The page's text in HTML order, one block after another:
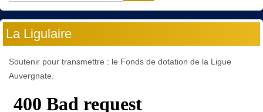
La Ligulaire
Soutenir pour transmettre : le Fonds de dotation de la Ligue
Auvergnate.